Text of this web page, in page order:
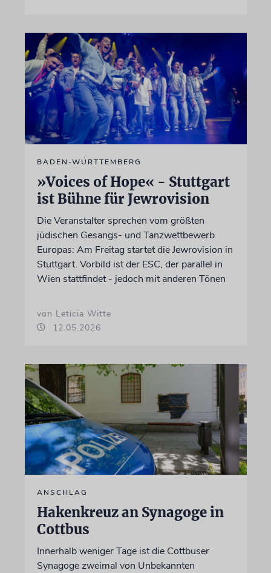
BADEN-WÜRTTEMBERG
»Voices of Hope« - Stuttgart
ist Bühne für Jewrovision
Die Veranstalter sprechen vom größten
jüdischen Gesangs- und Tanzwettbewerb
Europas: Am Freitag startet die Jewrovision in
Stuttgart. Vorbild ist der ESC, der parallel in
Wien stattfindet - jedoch mit anderen Tönen
von Leticia Witte
12.05.2026
ANSCHLAG
Hakenkreuz an Synagoge in
Cottbus
Innerhalb weniger Tage ist die Cottbuser
Synagoge zweimal von Unbekannten